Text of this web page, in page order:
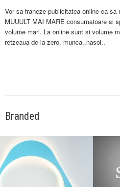
Vor sa franeze publicitatea online ca
MUUULT MAI MARE consumatoare si
volume mari. La online sunt si volume
retzeaua de la zero, munca..nasol..
Branded